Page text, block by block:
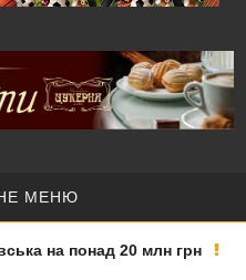
МЕНЮ
на понад 20 млн грн